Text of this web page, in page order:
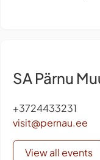
SA Pärnu
+3724433231
visit@pernau.ee
View all events